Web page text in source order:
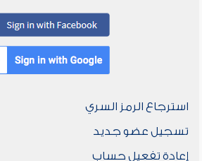
استرجاع الرمز السري
تسجيل عضو جديد
إعادة تفعيل حساب